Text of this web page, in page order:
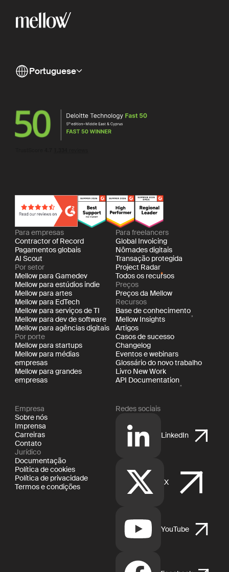
Portuguese
Para empresas
Contractor of Record
Pagamentos globais
AI Scout
Por setor
Mellow para Gamedev
Mellow para estúdios indie
Mellow para artes
Mellow para EdTech
Mellow para serviços de TI
Mellow para dev de software
Mellow para agências digitais
Por porte
Mellow para startups
Mellow para médias
empresas
Mellow para grandes
empresas
Para freelancers
Global Invoicing
Nômades digitais
Transação protegida
Project Radar
Todos os recursos
Preços
Preços da Mellow
Recursos
Base de conhecimento
Mellow Insights
Artigos
Casos de sucesso
Changelog
Eventos e webinars
Glossário do novo trabalho
Livro New Work
API Documentation
Empresa
Sobre nós
Imprensa
Carreiras
Contato
Jurídico
Documentação
Política de cookies
Política de privacidade
Termos e condições
Redes sociais
LinkedIn
X
YouTube